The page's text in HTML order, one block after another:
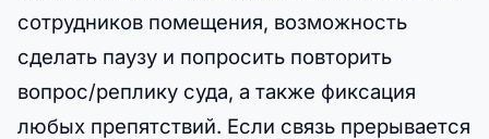
сотрудников помещения, возможность
сделать паузу и попросить повторить
вопрос/реплику суда, а также фиксация
любых препятствий. Если связь прерывается